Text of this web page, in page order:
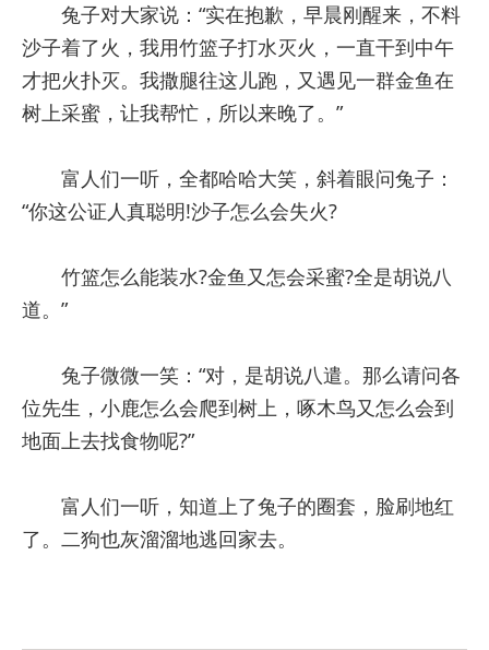
兔子对大家说：“实在抱歉，早晨刚醒来，不料
沙子着了火，我用竹篮子打水灭火，一直干到中午
才把火扑灭。我撒腿往这儿跑，又遇见一群金鱼在
树上采蜜，让我帮忙，所以来晚了。”
富人们一听，全都哈哈大笑，斜着眼问兔子：
“你这公证人真聪明!沙子怎么会失火?
竹篮怎么能装水?金鱼又怎会采蜜?全是胡说八
道。”
兔子微微一笑：“对，是胡说八遣。那么请问各
位先生，小鹿怎么会爬到树上，啄木鸟又怎么会到
地面上去找食物呢?”
富人们一听，知道上了兔子的圈套，脸刷地红
了。二狗也灰溜溜地逃回家去。